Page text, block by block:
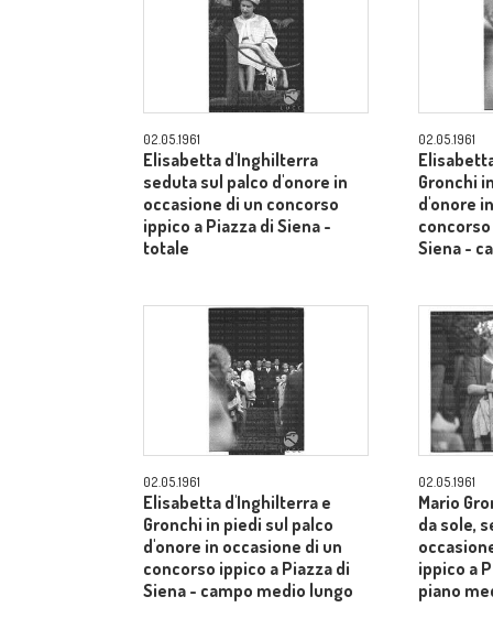
02.05.1961
Elisabetta d'Inghilterra
seduta sul palco d'onore in
occasione di un concorso
ippico a Piazza di Siena -
totale
02.05.1961
Gronchi
d'onore
Siena -
02.05.1961
Elisabetta d'Inghilterra e
Gronchi in piedi sul palco
d'onore in occasione di un
concorso ippico a Piazza di
Siena - campo medio lungo
02.05.1961
Mario
da sole,
ippico a
piano